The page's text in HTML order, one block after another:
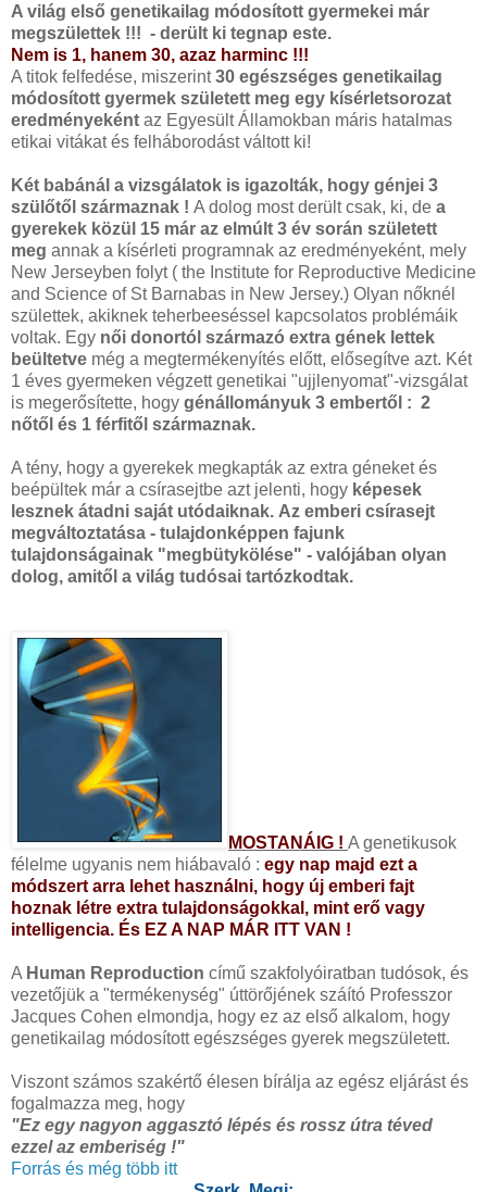
A világ első genetikailag módosított gyermekei már
megszülettek !!! - derült ki tegnap este.
Nem is 1, hanem 30, azaz harminc !!!
A titok felfedése, miszerint30 egészséges genetikailag
módosított gyermek született meg egy kísérletsorozat
eredményeként az Egyesült Államokban máris hatalmas
etikai vitákat és felháborodást váltott ki!
Két babánál a vizsgálatok is igazolták, hogy génjei 3
szülőtől származnak ! A dolog most derült csak, ki, de a
gyerekek közül 15 már az elmúlt 3 év során született
meg annak a kísérleti programnak az eredményeként, mely
New Jerseyben folyt ( the Institute for Reproductive Medicine
and Science of St Barnabas in New Jersey.) Olyan nőknél
születtek, akiknek teherbeeséssel kapcsolatos problémáik
voltak. Egy női donortól származó extra gének lettek
beültetve még a megtermékenyítés előtt, elősegítve azt. Két
1 éves gyermeken végzett genetikai "ujjlenyomat"-vizsgálat
is megerősítette, hogy génállományuk 3 embertől : 2
nőtől és 1 férfitől származnak.
A tény, hogy a gyerekek megkapták az extra géneket és
beépültek már a csírasejtbe azt jelenti, hogy képesek
lesznek átadni saját utódaiknak. Az emberi csírasejt
megváltoztatása - tulajdonképpen fajunk
tulajdonságainak "megbütykölése" - valójában olyan
dolog, amitől a világ tudósai tartózkodtak.
MOSTANÁIG ! A genetikusok
félelme ugyanis nem hiábavaló : egy nap majd ezt a
módszert arra lehet használni, hogy új emberi fajt
hoznak létre extra tulajdonságokkal, mint erő vagy
intelligencia. És EZ A NAP MÁR ITT VAN !
A Human Reproduction című szakfolyóiratban tudósok, és
vezetőjük a "termékenység" úttörőjének száító Professzor
Jacques Cohen elmondja, hogy ez az első alkalom, hogy
genetikailag módosított egészséges gyerek megszületett.
Viszont számos szakértő élesen bírálja az egész eljárást és
fogalmazza meg, hogy
"Ez egy nagyon aggasztó lépés és rossz útra téved
ezzel az emberiség !"
Forrás és még több itt